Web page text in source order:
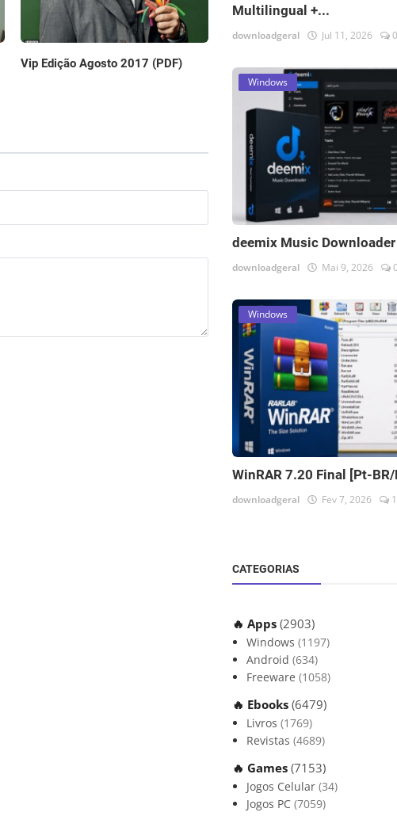
Vip Edição Agosto 2017 (PDF)
Multilingual +...
downloadgeral Jul 11, 2026 0
Windows
deemix Music
downloadgeral Mai 9, 2026 0
Windows
WinRAR 7.20 Final [Pt-
downloadgeral Fev 7, 2026 1
CATEGORIAS
🔥 Apps (2903)
Windows (1197)
Android (634)
Freeware (1058)
🔥 Ebooks (6479)
Livros (1769)
Revistas (4689)
🔥 Games (7153)
Jogos Celular (34)
Jogos PC (7059)